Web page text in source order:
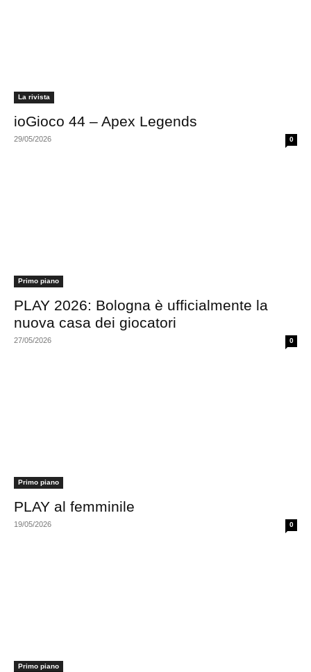
La rivista
ioGioco 44 – Apex Legends
29/05/2026 0
Primo piano
PLAY 2026: Bologna è ufficialmente la
nuova casa dei giocatori
27/05/2026 0
Primo piano
PLAY al femminile
19/05/2026 0
Primo piano